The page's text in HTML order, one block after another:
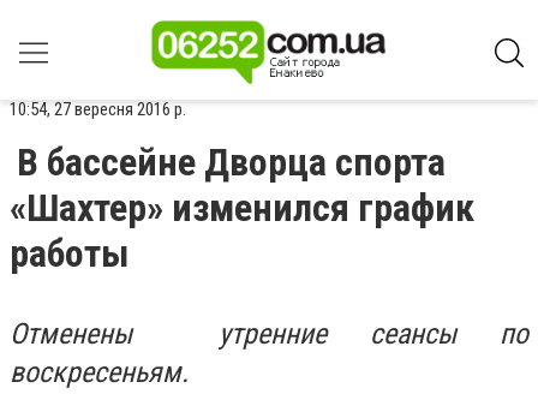
10:54, 27 вересня 2016 р.
В бассейне Дворца спорта
«Шахтер» изменился график
работы
Отменены утренние сеансы по
воскресеньям.